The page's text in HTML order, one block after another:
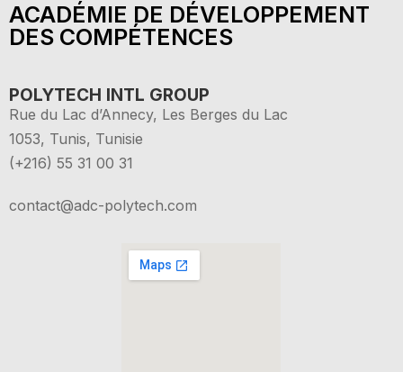
ACADÉMIE DE DÉVELOPPEMENT
DES COMPÉTENCES
POLYTECH INTL GROUP
Rue du Lac d’Annecy, Les Berges du Lac
1053, Tunis, Tunisie
(+216) 55 31 00 31
contact@adc-polytech.com